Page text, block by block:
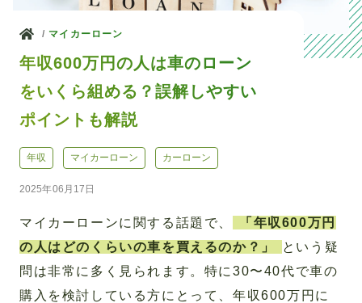
ホーム
マイカーローン
年収600万円の人は車のローン
をいくら組める？誤解しやすい
ポイントも解説
年収 マイカーローン カーローン
2025年06月17日
マイカーローンに関する話題で、
「年収600万円
の人はどのくらいの車を買えるのか？」
という疑
問は非常に多く見られます。特に30〜40代で車の
購入を検討している方にとって、年収600万円に